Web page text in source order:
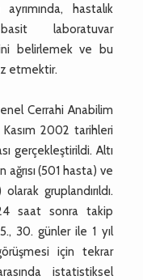
hastalık
laboratuvar
belirlemek ve bu
etmektir.
Cerrahi Anabilim
Kasım 2002 tarihleri
gerçekleştirildi. Altı
ağrısı (501 hasta) ve
gruplandırıldı.
saat sonra takip
30. günler ile 1 yıl
için tekrar
istatistiksel